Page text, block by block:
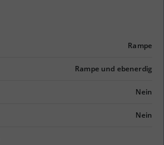
Rampe
Rampe und ebenerdig
Nein
Nein